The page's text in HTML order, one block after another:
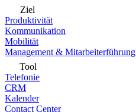
Ziel
Produktivität
Kommunikation
Mobilität
Management & Mitarbeiterführung
Tool
Telefonie
CRM
Kalender
Contact Center